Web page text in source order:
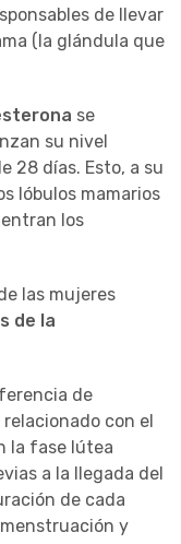
de llevar
(la glándula que
se
su nivel
28 días. Esto, a su
lóbulos mamarios
los
las mujeres
de la
de
con el
la fase lútea
a la llegada del
de cada
y